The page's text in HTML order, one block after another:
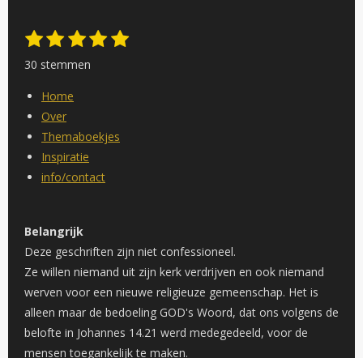
R
a
n
g
4
1
s
t
e
r
2
s
t
e
r
r
e
n
3
s
t
e
r
r
e
n
4
s
t
r
e
n
5
r
S
30 stemmen
Home
Over
Themaboekjes
Inspiratie
info/contact
Belangrijk
Deze geschriften zijn niet confessioneel.
Ze willen niemand uit zijn kerk verdrijven en ook niemand
werven voor een nieuwe religieuze gemeenschap. Het is
alleen maar de bedoeling GOD's Woord, dat ons volgens de
belofte in Johannes 14.21 werd medegedeeld, voor de
mensen toegankelijk te maken.